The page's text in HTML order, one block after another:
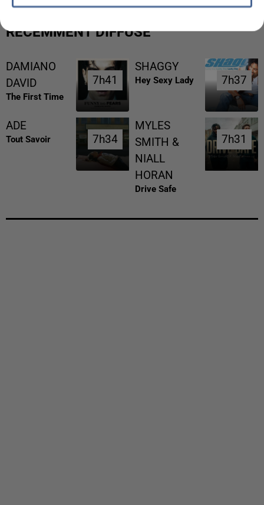
RÉCEMMENT DIFFUSÉ
DAMIANO
DAVID
The First Time
7h41
7h41
SHAGGY
Hey Sexy Lady 7h37
7h37
ADE
Tout Savoir 7h34
7h34
MYLES
SMITH &
NIALL
HORAN
Drive Safe
7h31
7h31